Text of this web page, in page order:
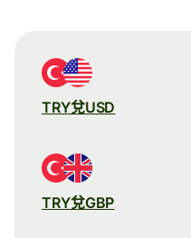
TRY兌USD
TRY兌GBP